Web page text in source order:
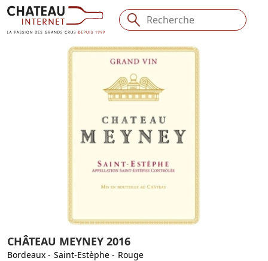
CHÂTEAU MEYNEY 2016
Bordeaux - Saint-Estèphe - Rouge